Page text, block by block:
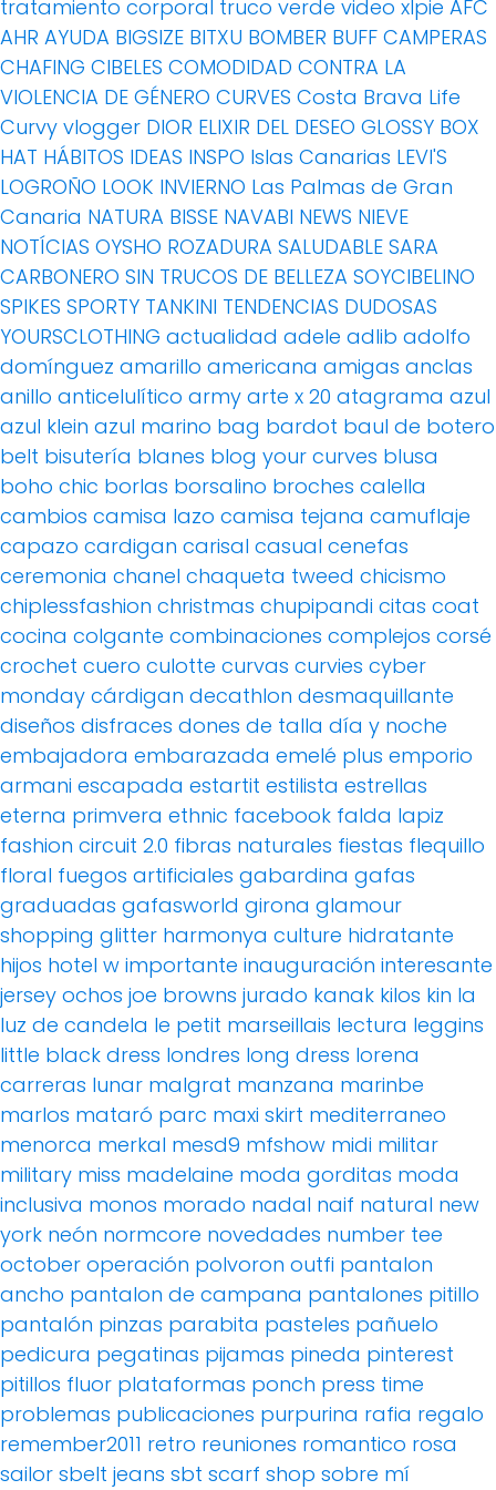
tratamiento corporal truco verde video xlpie AFC
AHR AYUDA BIGSIZE BITXU BOMBER BUFF CAMPERAS
CHAFING CIBELES COMODIDAD CONTRA LA
VIOLENCIA DE GÉNERO CURVES Costa Brava Life
Curvy vlogger DIOR ELIXIR DEL DESEO GLOSSY BOX
HAT HÁBITOS IDEAS INSPO Islas Canarias LEVI'S
LOGROÑO LOOK INVIERNO Las Palmas de Gran
Canaria NATURA BISSE NAVABI NEWS NIEVE
NOTÍCIAS OYSHO ROZADURA SALUDABLE SARA
CARBONERO SIN TRUCOS DE BELLEZA SOYCIBELINO
SPIKES SPORTY TANKINI TENDENCIAS DUDOSAS
YOURSCLOTHING actualidad adele adlib adolfo
domínguez amarillo americana amigas anclas
anillo anticelulítico army arte x 20 atagrama azul
azul klein azul marino bag bardot baul de botero
belt bisutería blanes blog your curves blusa
boho chic borlas borsalino broches calella
cambios camisa lazo camisa tejana camuflaje
capazo cardigan carisal casual cenefas
ceremonia chanel chaqueta tweed chicismo
chiplessfashion christmas chupipandi citas coat
cocina colgante combinaciones complejos corsé
crochet cuero culotte curvas curvies cyber
monday cárdigan decathlon desmaquillante
diseños disfraces dones de talla día y noche
embajadora embarazada emelé plus emporio
armani escapada estartit estilista estrellas
eterna primvera ethnic facebook falda lapiz
fashion circuit 2.0 fibras naturales fiestas flequillo
floral fuegos artificiales gabardina gafas
graduadas gafasworld girona glamour
shopping glitter harmonya culture hidratante
hijos hotel w importante inauguración interesante
jersey ochos joe browns jurado kanak kilos kin la
luz de candela le petit marseillais lectura leggins
little black dress londres long dress lorena
carreras lunar malgrat manzana marinbe
marlos mataró parc maxi skirt mediterraneo
menorca merkal mesd9 mfshow midi militar
military miss madelaine moda gorditas moda
inclusiva monos morado nadal naif natural new
york neón normcore novedades number tee
october operación polvoron outfi pantalon
ancho pantalon de campana pantalones pitillo
pantalón pinzas parabita pasteles pañuelo
pedicura pegatinas pijamas pineda pinterest
pitillos fluor plataformas ponch press time
problemas publicaciones purpurina rafia regalo
remember2011 retro reuniones romantico rosa
sailor sbelt jeans sbt scarf shop sobre mí